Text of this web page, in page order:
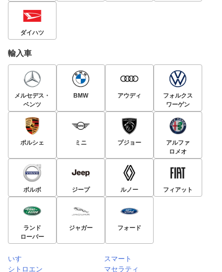
ダイハツ
輸入車
メルセデス・
ベンツ
BMW アウディ
フォルクス
ワーゲン
ポルシェ ミニ プジョー
アルファ
ロメオ
ボルボ ジープ ルノー フィアット
ランド
ローバー
ジャガー フォード
いすゞ
スマート
シトロエン
マセラティ